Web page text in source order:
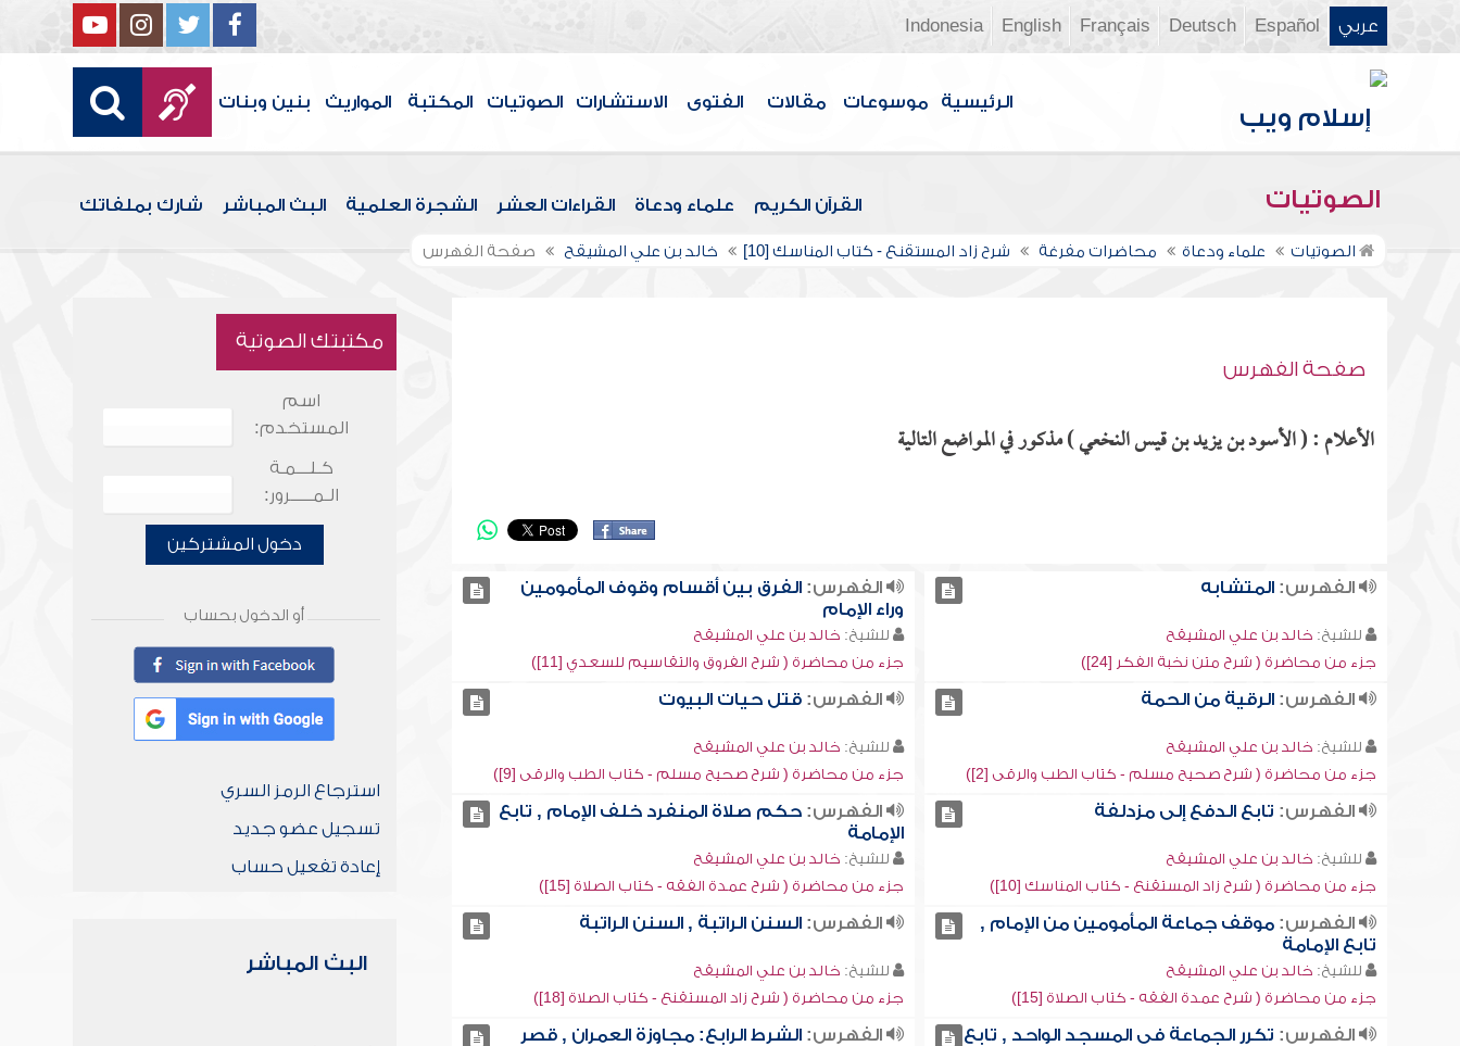
عربي Español
Deutsch
Français
English
Indonesia
الرئيسية موسوعات مقالات الفتوى الاستشارات الصوتيات المكتبة المواريث بنين وبنات
الصوتيات القرآن الكريم علماء ودعاة القراءات العشر الشجرة العلمية البث المباشر شارك بملفاتك
الصوتيات علماء ودعاة محاضرات مفرغة شرح زاد المستقنع - كتاب المناسك [10] خالد بن علي المشيقح صفحة الفهرس
صفحة الفهرس
الأعلام : ( الأسود بن يزيد بن قيس النخعي ) مذكور في المواضع التالية
الفهرس:المتشابه
للشيخ: خالد بن علي المشيقح
جزء من محاضرة ( شرح متن نخبة الفكر [24])
الفهرس: الفرق بين أقسام وقوف المأمومين
وراء الإمام
للشيخ: خالد بن علي المشيقح
جزء من محاضرة ( شرح الفروق والتقاسيم للسعدي [11])
الفهرس:الرقية من الحمة
للشيخ: خالد بن علي المشيقح
جزء من محاضرة ( شرح صحيح مسلم - كتاب الطب والرقى [2])
الفهرس: قتل حيات البيوت
للشيخ: خالد بن علي المشيقح
جزء من محاضرة ( شرح صحيح مسلم - كتاب الطب والرقى [9])
الفهرس: تابع الدفع إلى مزدلفة
للشيخ: خالد بن علي المشيقح
جزء من محاضرة ( شرح زاد المستقنع - كتاب المناسك [10])
الفهرس: حكم صلاة المنفرد خلف الإمام , تابع
الإمامة
للشيخ: خالد بن علي المشيقح
جزء من محاضرة ( شرح عمدة الفقه - كتاب الصلاة [15])
الفهرس:موقف جماعة المأمومين من الإمام ,
تابع الإمامة
للشيخ: خالد بن علي المشيقح
جزء من محاضرة ( شرح عمدة الفقه - كتاب الصلاة [15])
الفهرس: السنن الراتبة , السنن الراتبة
للشيخ: خالد بن علي المشيقح
جزء من محاضرة ( شرح زاد المستقنع - كتاب الصلاة [18])
الفهرس: تكرر الجماعة في المسجد الواحد , تابع
الفهرس: الشرط الرابع: مجاوزة العمران , قصر
مكتبتك الصوتية
اسم
المستخدم:
كـلـــمـة
الـمـــــرور:
دخول المشتركين
أو الدخول بحساب
استرجاع الرمز السري
تسجيل عضو جديد
إعادة تفعيل حساب
البث المباشر